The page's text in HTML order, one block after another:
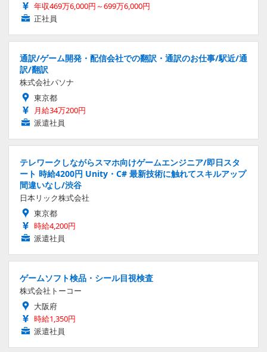
年収469万6,000円～699万6,000円
正社員
通訳/ゲーム開発・配信会社での翻訳・通訳のお仕事/駅近/通
訳/翻訳
株式会社パソナ
東京都
月給34万200円
派遣社員
テレワークしながらスマホ向けゲームエンジニア/即日スタ
ート 時給4200円 Unity・C# 最新技術に触れてスキルアップ
間違いなし/渋谷
日本リック株式会社
東京都
時給4,200円
派遣社員
ゲームソフト検品・シール目視検査
株式会社トーコー
大阪府
時給1,350円
派遣社員